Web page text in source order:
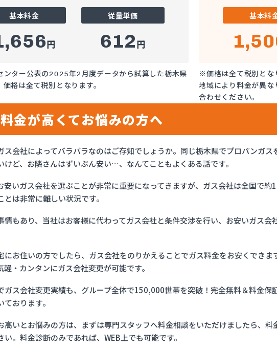
基本料金
円
従量単価
612円
ンター公表の2025年2月度データから試算した栃木県
価格は全て税別となります。
基本料
※価格は全て税別とな
地域により料金が異な
合わせください。
金が高くてお悩みの方へ
ス会社によってバラバラなのはご存知でしょうか。同じ栃木県でプロパンガ
けど、お隣さんはずいぶん安い…、なんてこともよくある話です。
安いガス会社を選ぶことが非常に重要になってきますが、ガス会社は全国で
とは非常に難しい状況です。
情もあり、当社はお客様に代わってガス会社と条件交渉を行い、お安いガス
にお住いの方でしたら、ガス会社をのりかえることでガス料金をお安くでき
軽・カンタンにガス会社変更が可能です。
ガス会社変更実績も、グループ全体で150,000世帯を突破！完全無料＆料金保
おります。
高いとお悩みの方は、まずは専門スタッフへ料金相談をいただけましたら、
い。料金診断のみであれば、WEB上でも可能です。